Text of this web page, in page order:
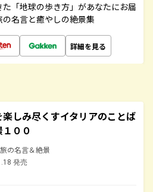
「地球の歩き方」があなたにお届
名言と癒やしの絶景集
詳細を見る
しみ尽くすイタリアのことば
００
の名言＆絶景
発売